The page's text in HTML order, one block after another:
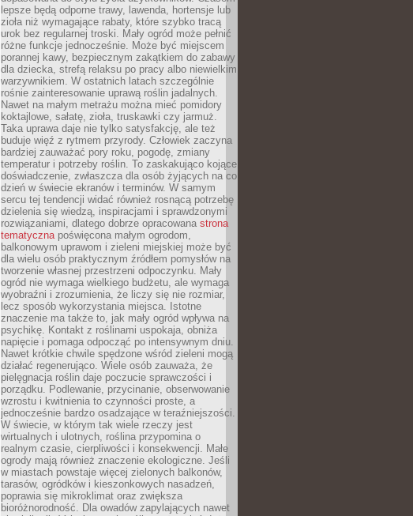
lepsze będą odporne trawy, lawenda, hortensje lub
zioła niż wymagające rabaty, które szybko tracą
urok bez regularnej troski. Mały ogród może pełnić
różne funkcje jednocześnie. Może być miejscem
porannej kawy, bezpiecznym zakątkiem do zabawy
dla dziecka, strefą relaksu po pracy albo niewielkim
warzywnikiem. W ostatnich latach szczególnie
rośnie zainteresowanie uprawą roślin jadalnych.
Nawet na małym metrażu można mieć pomidory
koktajlowe, sałatę, zioła, truskawki czy jarmuż.
Taka uprawa daje nie tylko satysfakcję, ale też
buduje więź z rytmem przyrody. Człowiek zaczyna
bardziej zauważać pory roku, pogodę, zmiany
temperatur i potrzeby roślin. To zaskakująco kojące
doświadczenie, zwłaszcza dla osób żyjących na co
dzień w świecie ekranów i terminów. W samym
sercu tej tendencji widać również rosnącą potrzebę
dzielenia się wiedzą, inspiracjami i sprawdzonymi
rozwiązaniami, dlatego dobrze opracowana strona
tematycznapoświęcona małym ogrodom,
balkonowym uprawom i zieleni miejskiej może być
dla wielu osób praktycznym źródłem pomysłów na
tworzenie własnej przestrzeni odpoczynku. Mały
ogród nie wymaga wielkiego budżetu, ale wymaga
wyobraźni i zrozumienia, że liczy się nie rozmiar,
lecz sposób wykorzystania miejsca. Istotne
znaczenie ma także to, jak mały ogród wpływa na
psychikę. Kontakt z roślinami uspokaja, obniża
napięcie i pomaga odpocząć po intensywnym dniu.
Nawet krótkie chwile spędzone wśród zieleni mogą
działać regenerująco. Wiele osób zauważa, że
pielęgnacja roślin daje poczucie sprawczości i
porządku. Podlewanie, przycinanie, obserwowanie
wzrostu i kwitnienia to czynności proste, a
jednocześnie bardzo osadzające w teraźniejszości.
W świecie, w którym tak wiele rzeczy jest
wirtualnych i ulotnych, roślina przypomina o
realnym czasie, cierpliwości i konsekwencji. Małe
ogrody mają również znaczenie ekologiczne. Jeśli
w miastach powstaje więcej zielonych balkonów,
tarasów, ogródków i kieszonkowych nasadzeń,
poprawia się mikroklimat oraz zwiększa
bioróżnorodność. Dla owadów zapylających nawet